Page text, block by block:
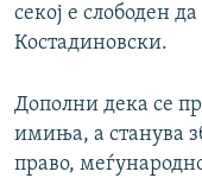
секој е слободен
Костадиновски.
Дополни дека се
имиња, а станува
право,